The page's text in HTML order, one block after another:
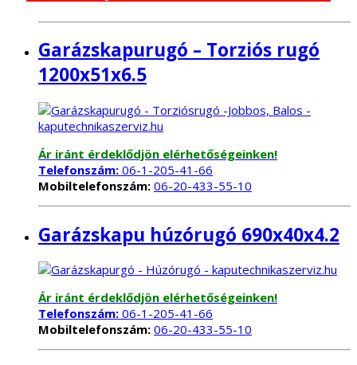
Garázskapurugó – Torziós rugó
1200x51x6.5
Ár iránt érdeklődjön elérhetőségeinken!
Telefonszám: 06-1-205-41-66
Mobiltelefonszám: 06-20-433-55-10
Garázskapu húzórugó 690x40x4.2
Ár iránt érdeklődjön elérhetőségeinken!
Telefonszám: 06-1-205-41-66
Mobiltelefonszám: 06-20-433-55-10